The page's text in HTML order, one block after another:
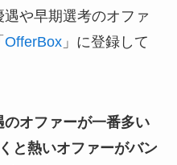
や早期選考のオファ
OfferBox」に登録して
オファーが一番多い
と熱いオファーがバン